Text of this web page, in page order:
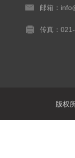
邮箱：
传真：
版权